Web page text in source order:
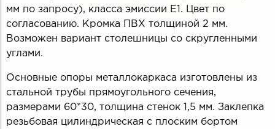
мм по запросу), класса эмиссии Е1. Цвет по
согласованию. Кромка ПВХ толщиной 2 мм.
Возможен вариант столешницы со скругленными
углами.
Основные опоры металлокаркаса изготовлены из
стальной трубы прямоугольного сечения,
размерами 60*30, толщина стенок 1,5 мм. Заклепка
резьбовая цилиндрическая с плоским бортом